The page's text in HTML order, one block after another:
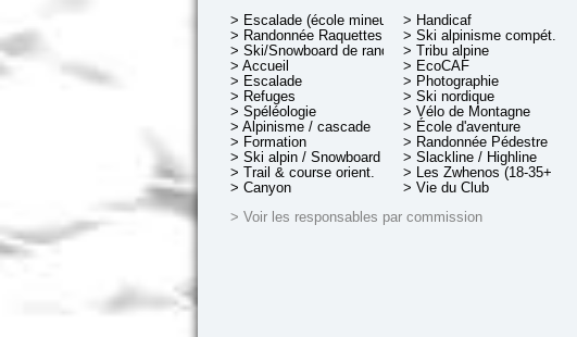
> Escalade (école mineurs)
> Randonnée Raquettes
> Ski/Snowboard de rando.
> Accueil
> Escalade
> Refuges
> Spéléologie
> Alpinisme / cascade
> Formation
> Ski alpin / Snowboard
> Trail & course orient.
> Canyon
> Handicaf
> Ski alpinisme compét.
> Tribu alpine
> EcoCAF
> Photographie
> Ski nordique
> Vélo de Montagne
> École d'aventure
> Randonnée Pédestre
> Slackline / Highline
> Les Zwhenos (18-35+ ans)
> Vie du Club
> Voir les responsables par commission